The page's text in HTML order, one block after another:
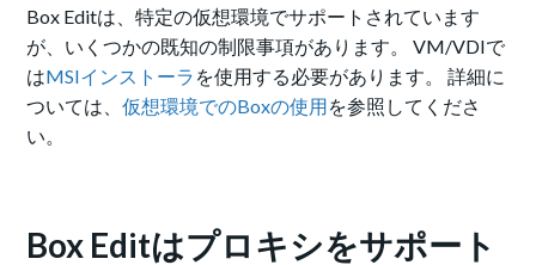
Box Editは、特定の仮想環境でサポートされています
が、いくつかの既知の制限事項があります。 VM/VDIで
はMSIインストーラ を使用する必要があります。 詳細に
ついては、仮想環境でのBoxの使用を参照してくださ
い。
Box Editはプロキシをサポート